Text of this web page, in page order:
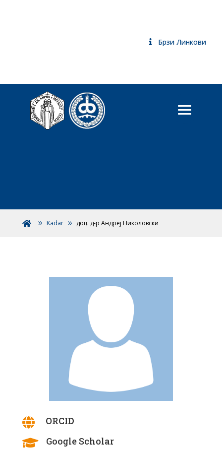
Брзи Линкови
 Kadar доц. д-р Андреј Николовски
 ORCID
 Google Scholar